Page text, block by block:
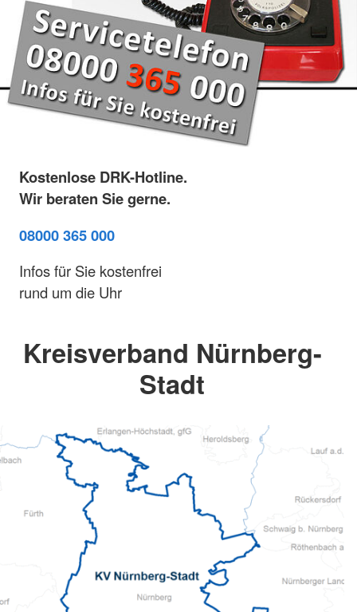
Kostenlose DRK-Hotline.
Wir beraten Sie gerne.
08000 365 000
Infos für Sie kostenfrei
rund um die Uhr
Kreisverband Nürnberg-
Stadt